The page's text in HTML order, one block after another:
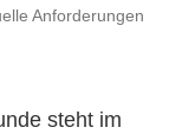
Anforderungen
steht im